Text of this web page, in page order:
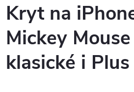
Kryt na
Mickey
klasické i